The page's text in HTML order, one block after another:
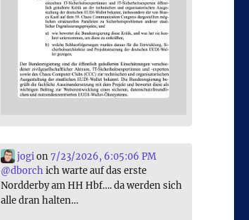
jogi on7/23/2026, 6:05:06 PM
@dborchich warte auf das erste
Nordderby am HH Hbf…. da werden sich
alle dran halten…